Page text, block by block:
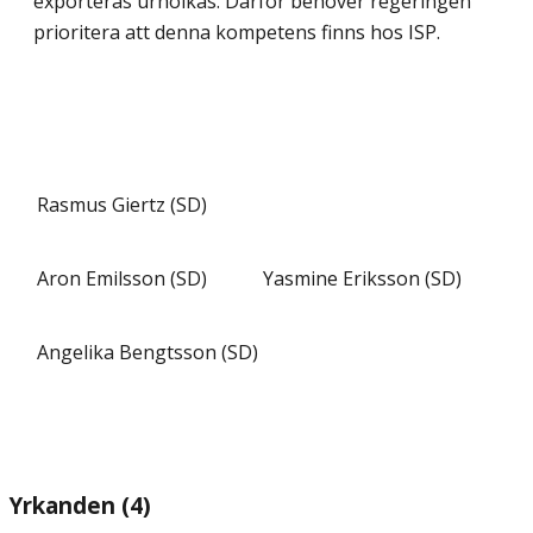
prioritera att denna kompetens finns hos ISP.
Rasmus Giertz (SD)
Aron Emilsson (SD) Yasmine Eriksson (SD)
Angelika Bengtsson (SD)
Yrkanden (4)